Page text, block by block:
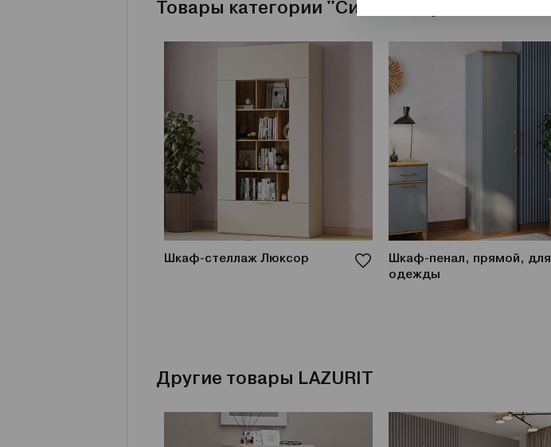
Товары категории "Системы хранения"
Шкаф-стеллаж Люксор
Шкаф-пенал, прямой, для
одежды
Другие товары LAZURIT